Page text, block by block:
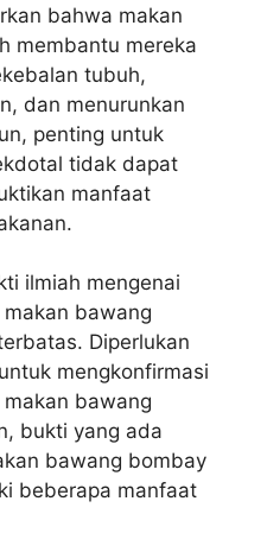
bahwa makan
membantu mereka
tubuh,
dan menurunkan
penting untuk
tidak dapat
manfaat
ilmiah mengenai
bawang
Diperlukan
mengkonfirmasi
bawang
bukti yang ada
bawang bombay
beberapa manfaat